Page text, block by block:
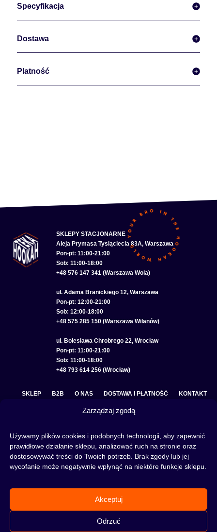
Zarządzaj zgodą
Używamy plików cookies i podobnych technologii, aby zapewnić
prawidłowe działanie sklepu, analizować ruch na stronie oraz
dostosowywać treści do Twoich potrzeb. Brak zgody lub jej
wycofanie może negatywnie wpłynąć na niektóre funkcje sklepu.
Akceptuj
Odrzuć
Specyfikacja
Dostawa
Platność
SKLEPY STACJONARNE
Aleja Prymasa Tysiąclecia 83A, Warszawa
Pon-pt: 11:00-21:00
Sob: 11:00-18:00
+48 576 147 341 (Warszawa Wola)
ul. Adama Branickiego 12, Warszawa
Pon-pt: 12:00-21:00
Sob: 12:00-18:00
+48 575 285 150 (Warszawa Wilanów)
ul. Bolesława Chrobrego 22, Wrocław
Pon-pt: 11:00-21:00
Sob: 11:00-18:00
+48 793 614 256 (Wrocław)
SKLEP B2B O NAS DOSTAWA I PŁATNOŚĆ KONTAKT
POLITYKA PRYWATNOŚCI
to miejsce jest idealne dla Ciebie! Odwiedź nasz
artykułów, albo nie czekaj i od razu przejdź do naszego shisha-sklepu i zacznij zakupy.